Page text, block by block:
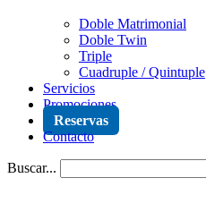
Doble Matrimonial
Doble Twin
Triple
Cuadruple / Quintuple
Servicios
Promociones
Reservas
Contacto
Buscar...